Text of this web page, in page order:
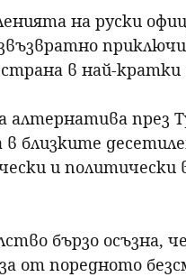
на руски
в най-кратки
през
в близките
и политически
бързо осъзна,
от поредното